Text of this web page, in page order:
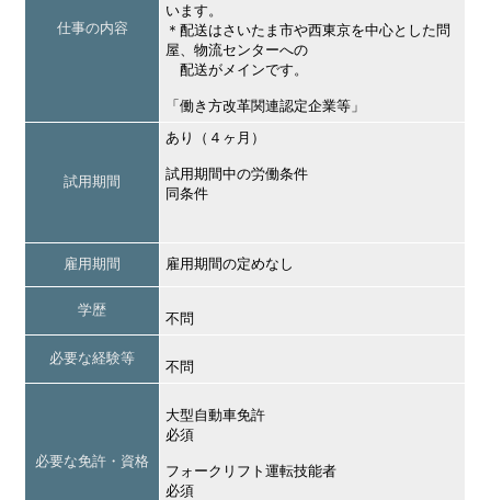
仕事の内容
います。
＊配送はさいたま市や西東京を中心とした問
屋、物流センターへの
配送がメインです。
「働き方改革関連認定企業等」
試用期間
あり（４ヶ月）
試用期間中の労働条件
同条件
雇用期間 雇用期間の定めなし
学歴
不問
必要な経験等
不問
必要な免許・資格
大型自動車免許
必須
フォークリフト運転技能者
必須